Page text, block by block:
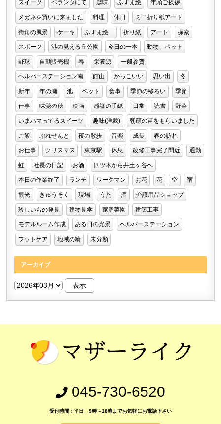
スイーツ ベランダにて 趣味 ふすま絵 年頭ご挨拶
メガネを買いに来ました 料理 休日 ミニ折り紙アート
街角の風景 ケーキ ふすま絵 折り紙 アート 探索
スポーツ 港の見える丘公園 今日の一本 動物、ペット
野球 自動販売機 春 栄養源 一般参賀
ヘルパーステーション南 館山 かっこいい 思い出 冬
新年 年の瀬 池 ペット 食事 季節の移ろい 季節
仕事 味覚の秋 映画 感謝の手紙 日常 読書 野菜
いまハマってるスイーツ 趣味(洋裁) 朝顔の苗をもらいました
ご飯 ぷれぜんと 夜の散歩 音楽 成長 春の訪れ
お仕事 クリスマス 東京駅 休息 改修工事完了間近 通勤
虹 社長の日記 お酒 四ツ木から井土ヶ谷ヘ
本日の作業終了 ランチ ワークマン お花 花 空 宿
観光 きゅうそく 現場 うた 酒 介護用品ショップ
珍しいもの発見 建物見学 家庭菜園 建築工事
モデルルーム作成 ある日の光景 ヘルパーステーション
フットケア 地域の輪 未分類
アーカイブ
045-730-6520
受付時間：平日 9時～18時までお気軽にお電話下さい